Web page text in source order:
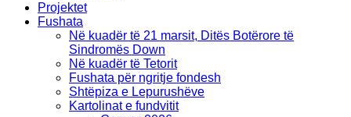
Projektet
Fushata
Në kuadër të 21 marsit, Ditës Botërore të
Sindromës Down
Në kuadër të Tetorit
Fushata për ngritje fondesh
Shtëpiza e Lepurushëve
Kartolinat e fundvitit